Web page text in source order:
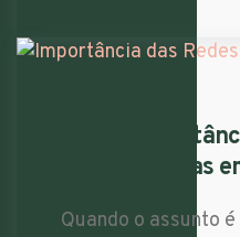
Qual a
sociais para as
Quando o assunto